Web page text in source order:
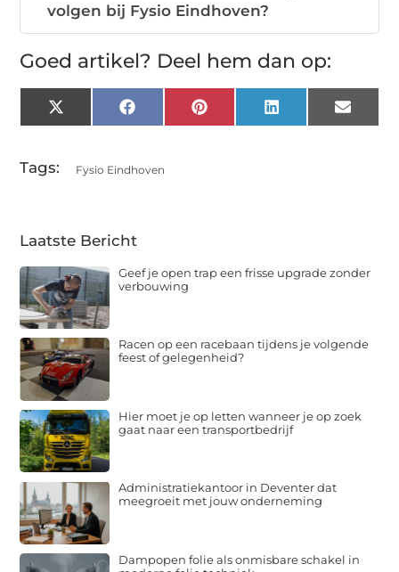
volgen bij Fysio Eindhoven?
Goed artikel? Deel hem dan op:
X
(Twitter)
FacebookPinterestLinkedInEmail
Tags: Fysio Eindhoven
Laatste Bericht
Geef je open trap een frisse upgrade zonder
verbouwing
Racen op een racebaan tijdens je volgende
feest of gelegenheid?
Hier moet je op letten wanneer je op zoek
gaat naar een transportbedrijf
Administratiekantoor in Deventer dat
meegroeit met jouw onderneming
Dampopen folie als onmisbare schakel in